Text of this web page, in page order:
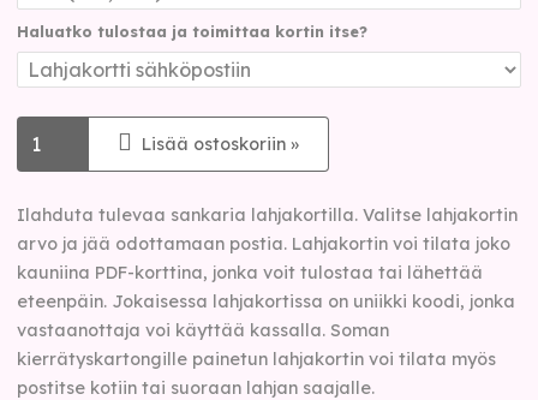
Haluatko tulostaa ja toimittaa kortin itse?
Lisää ostoskoriin »
Ilahduta tulevaa sankaria lahjakortilla. Valitse lahjakortin
arvo ja jää odottamaan postia. Lahjakortin voi tilata joko
kauniina PDF-korttina, jonka voit tulostaa tai lähettää
eteenpäin. Jokaisessa lahjakortissa on uniikki koodi, jonka
vastaanottaja voi käyttää kassalla. Soman
kierrätyskartongille painetun lahjakortin voi tilata myös
postitse kotiin tai suoraan lahjan saajalle.